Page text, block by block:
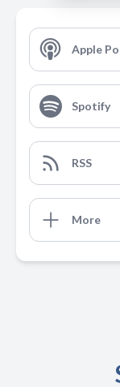
Apple
Spotify
RSS
More